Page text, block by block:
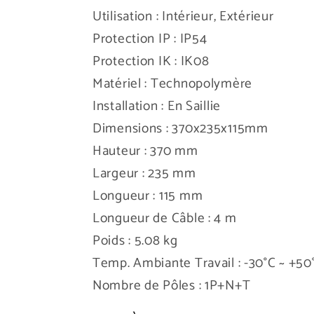
Utilisation : Intérieur, Extérieur
Protection IP : IP54
Protection IK : IK08
Matériel : Technopolymère
Installation : En Saillie
Dimensions : 370x235x115mm
Hauteur : 370 mm
Largeur : 235 mm
Longueur : 115 mm
Longueur de Câble : 4 m
Poids : 5.08 kg
Temp. Ambiante Travail : -30°C ~
Nombre de Pôles : 1P+N+T